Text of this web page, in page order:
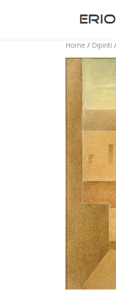
Home / Dipinti